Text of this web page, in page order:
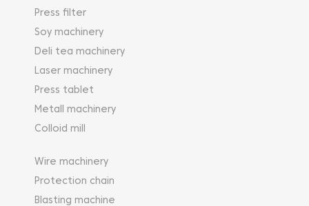
Press filter
Soy machinery
Deli tea machinery
Laser machinery
Press tablet
Metall machinery
Colloid mill
Wire machinery
Protection chain
Blasting machine